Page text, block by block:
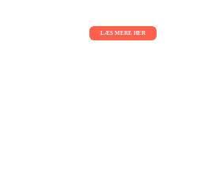
LÆS MERE HER